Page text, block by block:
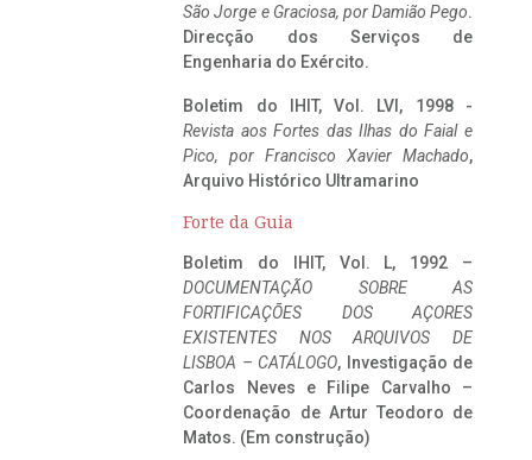
São Jorge e Graciosa, por Damião Pego.
Direcção dos Serviços de
Engenharia do Exército.
Boletim do IHIT, Vol. LVI, 1998 -
Revista aos Fortes das Ilhas do Faial e
Pico, por Francisco Xavier Machado,
Arquivo Histórico Ultramarino
Forte da Guia
Boletim do IHIT, Vol. L, 1992 –
DOCUMENTAÇÃO SOBRE AS
FORTIFICAÇÕES DOS AÇORES
EXISTENTES NOS ARQUIVOS DE
LISBOA – CATÁLOGO, Investigação de
Carlos Neves e Filipe Carvalho –
Coordenação de Artur Teodoro de
Matos. (Em construção)